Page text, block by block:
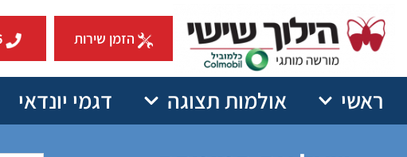
הזמן שירות
ראשי אולמות תצוגה דגמי יונדאי